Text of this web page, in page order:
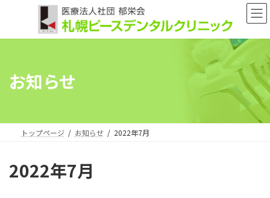
ン
ー
お知らせ
トップページ お知らせ 2022年7月
2022年7月